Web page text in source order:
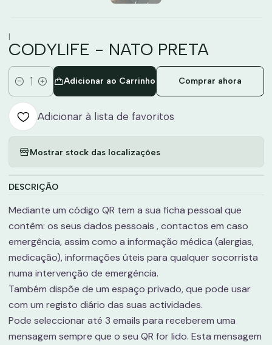
|
CODYLIFE - NATO PRETA
Quantidade
Adicionar ao Carrinho Comprar ahora
Adicionar à lista de favoritos
Mostrar stock das localizações
DESCRIÇÃO
Mediante um código QR tem a sua ficha pessoal que
contêm: os seus dados pessoais , contactos em caso
emergência, assim como a informação médica (alergias,
medicação), informações úteis para qualquer socorrista
numa intervenção de emergência.
Também dispõe de um espaço privado, que pode usar
com um registo diário das suas actividades.
Pode seleccionar até 3 emails para receberem uma
mensagem sempre que o seu QR for lido. Esta mensagem